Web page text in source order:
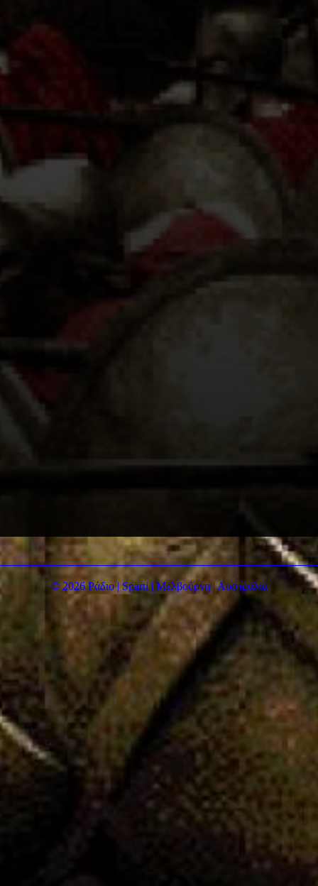
© 2026 Ράδιο | Sparti | Μελβούρνη | Αυστραλία